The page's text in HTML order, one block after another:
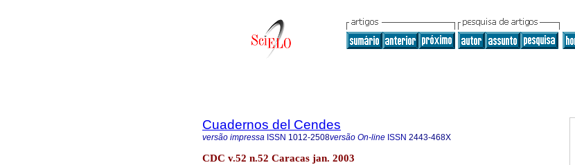
Cuadernos del Cendes
versão impressa ISSN 1012-2508versão On-line ISSN 2443-468X
CDC v.52 n.52 Caracas jan. 2003